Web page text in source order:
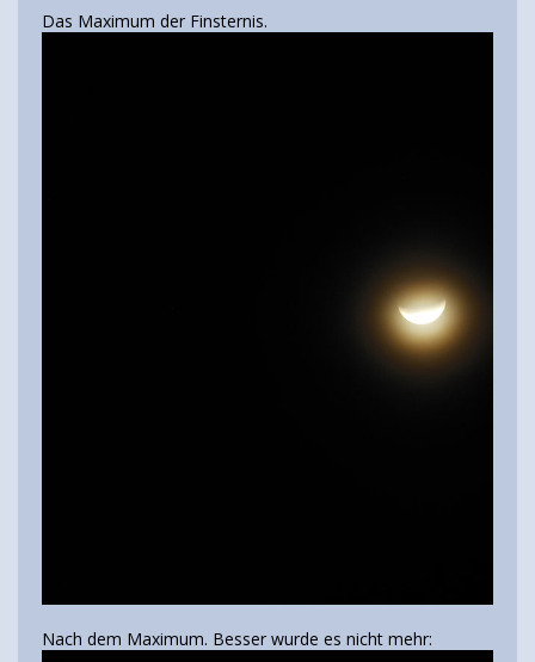
Das Maximum der Finsternis.
Nach dem Maximum. Besser wurde es nicht mehr: